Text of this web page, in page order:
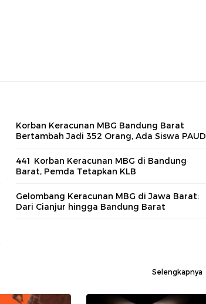
Korban Keracunan MBG Bandung Barat
Bertambah Jadi 352 Orang, Ada Siswa PAUD
441 Korban Keracunan MBG di Bandung
Barat, Pemda Tetapkan KLB
Gelombang Keracunan MBG di Jawa Barat:
Dari Cianjur hingga Bandung Barat
Selengkapnya